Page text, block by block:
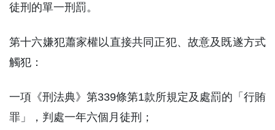
徒刑的單一刑罰。
第十六嫌犯蕭家權以直接共同正犯、故意及既遂方式
觸犯：
一項《刑法典》第339條第1款所規定及處罰的「行賄
罪」，判處一年六個月徒刑；